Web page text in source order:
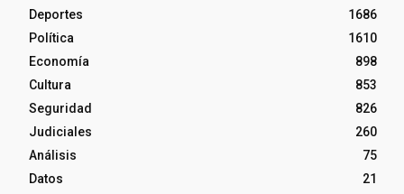
Deportes
1686
Política
1610
Economía
898
Cultura
853
Seguridad
826
Judiciales
260
Análisis
75
Datos
21